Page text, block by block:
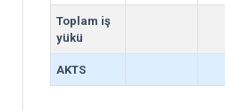
Toplam iş
yükü
AKTS